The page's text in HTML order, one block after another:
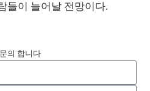
들이 늘어날 전망이다.
문의 합니다